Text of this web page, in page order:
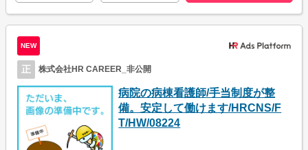
NEW
正 株式会社HR CAREER_非公開
病院の病棟看護師/手当制度が整
備。安定して働けます/HRCNS/F
T/HW/08224